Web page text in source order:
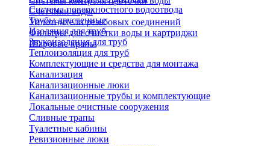
Счетчики воды
Уплотнители резьбовых соединений
Фильтры для очистки воды и картриджи
Шаровые краны
Система поверхностного водоотвода
Трубы двустенные
Изоляция для труб
Звукоизоляция для труб
Теплоизоляция для труб
Комплектующие и средства для монтажа
Канализация
Канализационные люки
Канализационные трубы и комплектующие
Локальные очистные сооружения
Сливные трапы
Туалетные кабины
Ревизионные люки